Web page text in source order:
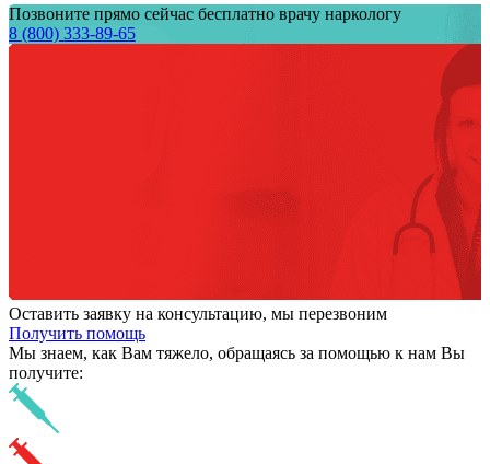
Позвоните прямо сейчас бесплатно врачу наркологу
8 (800) 333-89-65
Оставить заявку на консультацию, мы перезвоним
Получить помощь
Мы знаем, как Вам тяжело, обращаясь за помощью к нам Вы
получите: